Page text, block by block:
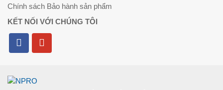
Chính sách Bảo hành sản phẩm
KẾT NỐI VỚI CHÚNG TÔI